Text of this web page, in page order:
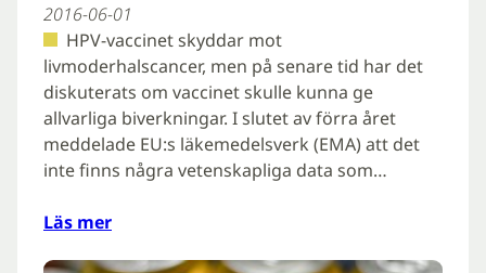
2016-06-01
HPV-vaccinet skyddar mot
livmoderhalscancer, men på senare tid har det
diskuterats om vaccinet skulle kunna ge
allvarliga biverkningar. I slutet av förra året
meddelade EU:s läkemedelsverk (EMA) att det
inte finns några vetenskapliga data som…
Läs mer